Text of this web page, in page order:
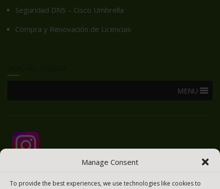
Manage Consent
To provide the best experiences, we use technologies like cookies to
Seguridad DNS – Cisco Umbrella
Compra y Renovación de Licencias
MENU